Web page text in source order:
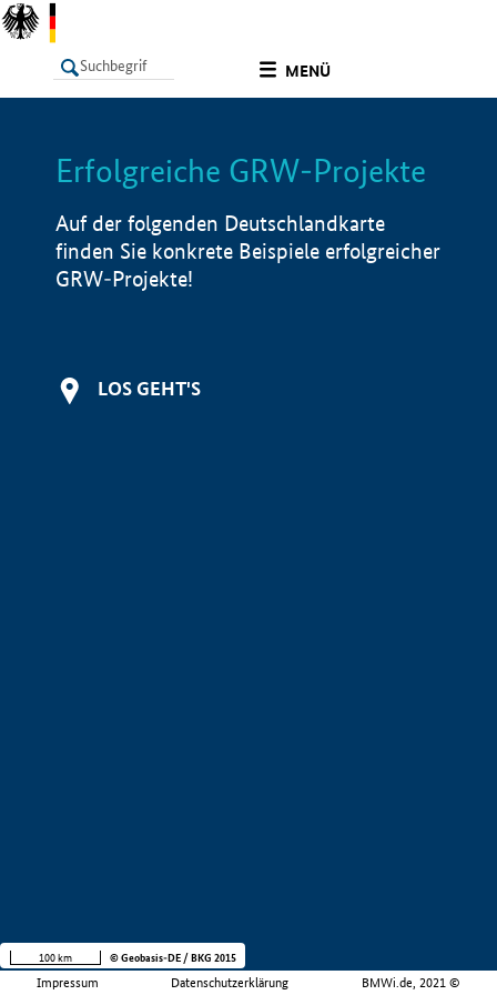
MENÜ
LISTE Info
Erfolgreiche GRW-Projekte
Auf der folgenden Deutschlandkarte
finden Sie konkrete Beispiele erfolgreicher
GRW-Projekte!
LOS GEHT'S
Impressum Datenschutzerklärung BMWi.de, 2021 ©
100 km © Geobasis-DE / BKG 2015